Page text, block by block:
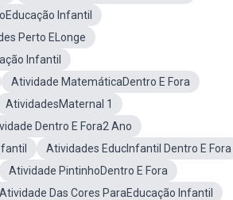
Infantil
Perto ELonge
Infantil
Atividade MatemáticaDentro E Fora
AtividadesMaternal 1
Dentro E Fora2 Ano
Atividades EducInfantil Dentro E Fora
Atividade PintinhoDentro E Fora
Atividade Das Cores ParaEducação Infantil